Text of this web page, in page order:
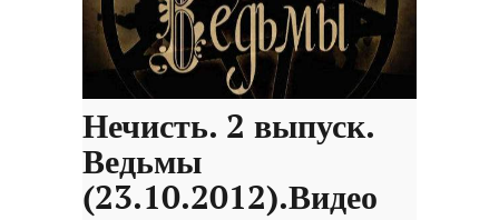
Нечисть. 2 выпуск.
Ведьмы
(23.10.2012).Видео